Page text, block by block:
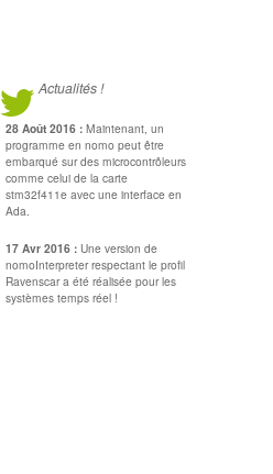
Actualités !
28 Août 2016 : Maintenant, un
programme en nomo peut être
embarqué sur des microcontrôleurs
comme celui de la carte
stm32f411e avec une interface en
Ada.
17 Avr 2016 : Une version de
nomoInterpreter respectant le profil
Ravenscar a été réalisée pour les
systèmes temps réel !